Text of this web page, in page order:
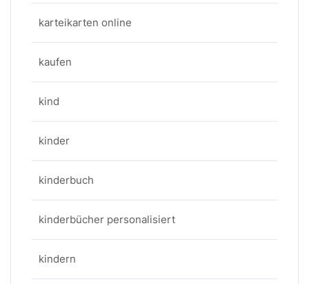
karteikarten online
kaufen
kind
kinder
kinderbuch
kinderbücher personalisiert
kindern